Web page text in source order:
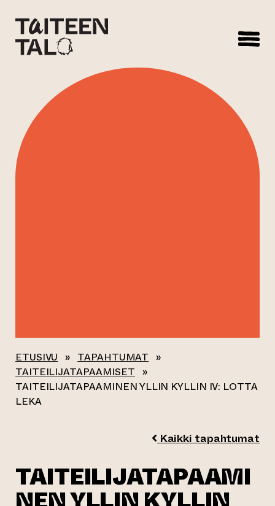
ETUSIVU » TAPAHTUMAT »
TAITEILIJATAPAAMISET »
TAITEILIJATAPAAMINEN YLLIN KYLLIN IV: LOTTA
LEKA
Kaikki tapahtumat
TAITEILIJATAPAAMI